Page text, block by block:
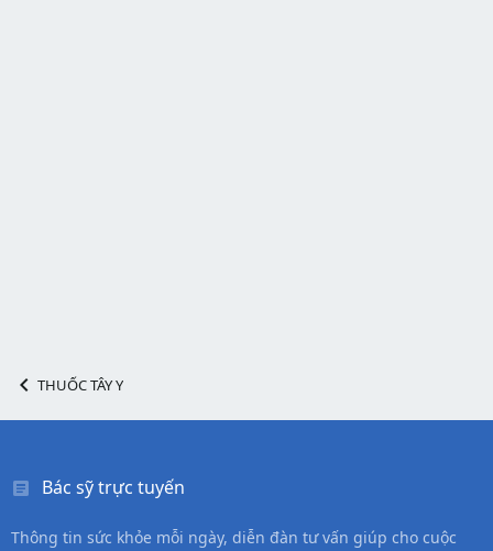
THUỐC TÂY Y
Bác sỹ trực tuyến
Thông tin sức khỏe mỗi ngày, diễn đàn tư vấn giúp cho cuộc